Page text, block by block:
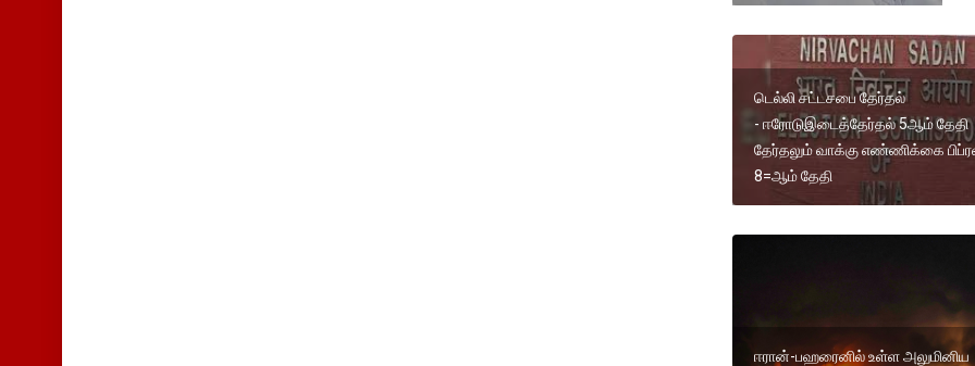
டெல்லி சட்டசபை தேர்தல்
- ஈரோடுஇடைத்தேர்தல் 5ஆம் தேதி
தேர்தலும் வாக்கு எண்ணிக்கை
8=ஆம் தேதி
ஈரான்-பஹரைனில் உள்ள அலுமினிய